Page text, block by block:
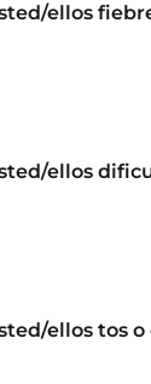
ellos
ellos
ellos tos